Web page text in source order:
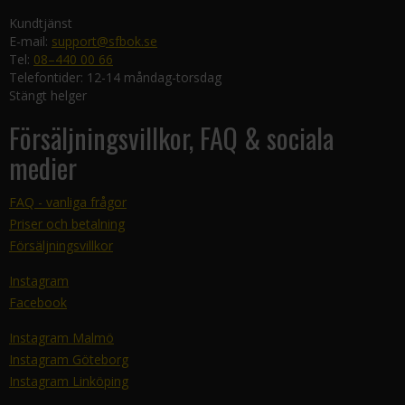
Kundtjänst
E-mail: support@sfbok.se
Tel: 08–440 00 66
Telefontider: 12-14 måndag-torsdag
Stängt helger
Försäljningsvillkor, FAQ & sociala
medier
FAQ - vanliga frågor
Priser och betalning
Försäljningsvillkor
Instagram
Facebook
Instagram Malmö
Instagram Göteborg
Instagram Linköping